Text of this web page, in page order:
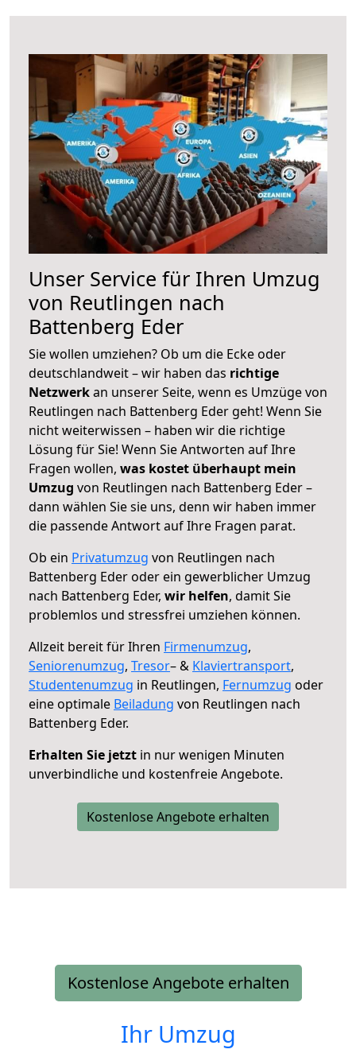
Unser Service für Ihren Umzug
von Reutlingen nach
Battenberg Eder
Sie wollen umziehen? Ob um die Ecke oder
deutschlandweit – wir haben das richtige
Netzwerkan unserer Seite, wenn es Umzüge von
Reutlingen nach Battenberg Eder geht! Wenn Sie
nicht weiterwissen – haben wir die richtige
Lösung für Sie! Wenn Sie Antworten auf Ihre
Fragen wollen, was kostet überhaupt mein
Umzug von Reutlingen nach Battenberg Eder –
dann wählen Sie sie uns, denn wir haben immer
die passende Antwort auf Ihre Fragen parat.
Ob ein Privatumzug von Reutlingen nach
Battenberg Eder oder ein gewerblicher Umzug
nach Battenberg Eder, wir helfen, damit Sie
problemlos und stressfrei umziehen können.
Allzeit bereit für Ihren Firmenumzug,
Seniorenumzug, Tresor– & Klaviertransport,
Studentenumzug in Reutlingen, Fernumzug oder
eine optimale Beiladung von Reutlingen nach
Battenberg Eder.
Erhalten Sie jetzt in nur wenigen Minuten
unverbindliche und kostenfreie Angebote.
Kostenlose Angebote erhalten
Kostenlose Angebote erhalten
Ihr Umzug